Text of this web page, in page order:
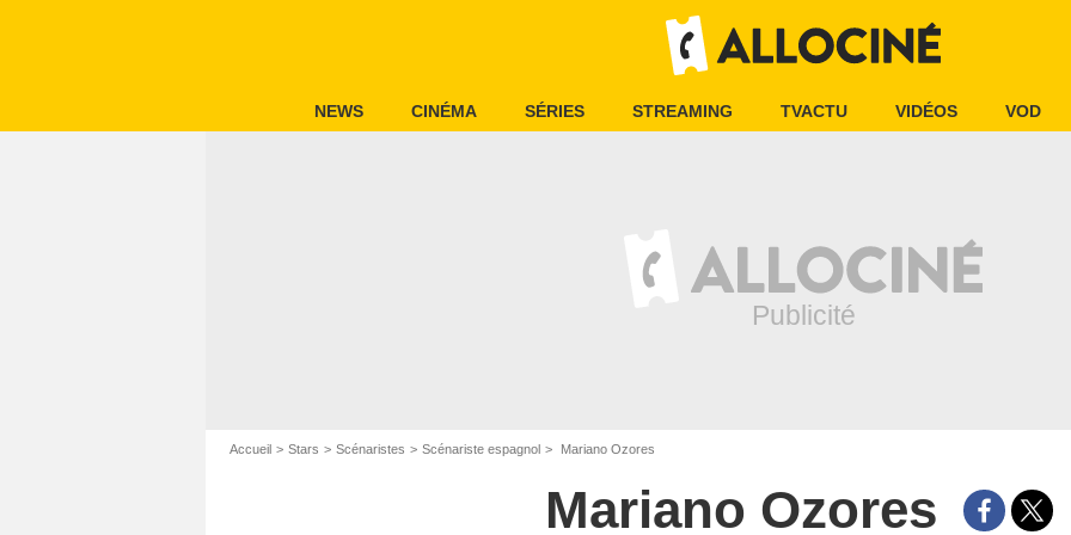
NEWS CINÉMA SÉRIES STREAMING TVACTU VIDÉOS VOD
Accueil Stars Scénaristes Scénariste espagnol Mariano Ozores
Mariano Ozores